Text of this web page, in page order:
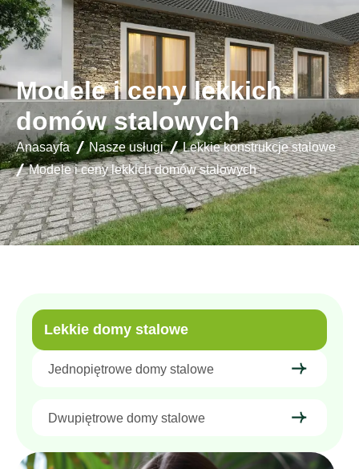
Modele i ceny lekkich
domów stalowych
Anasayfa Nasze usługi
Lekkie konstrukcje stalowe
Modele i ceny lekkich domów stalowych
Lekkie domy stalowe
Jednopiętrowe domy stalowe
Dwupiętrowe domy stalowe